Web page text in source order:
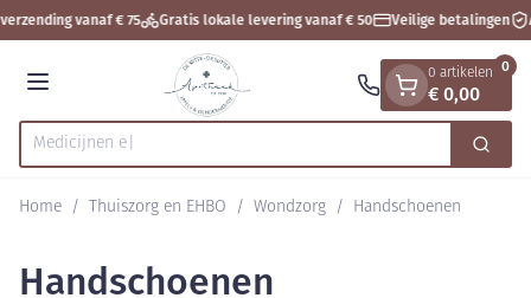
Ga naar de inhoud
1 van 1vanaf € 75 Gratis lokale levering vanaf € 50 Veilige betalingen
Menu
Product, merk, categorie... Zoek
0 artikelen
€ 0,00
0
Home / Thuiszorg en EHBO / Wondzorg / Handschoenen
Handschoenen